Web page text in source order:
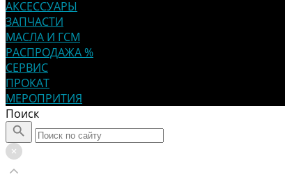
АКСЕССУАРЫ
ЗАПЧАСТИ
МАСЛА И ГСМ
РАСПРОДАЖА %
СЕРВИС
ПРОКАТ
МЕРОПРИТИЯ
Поиск